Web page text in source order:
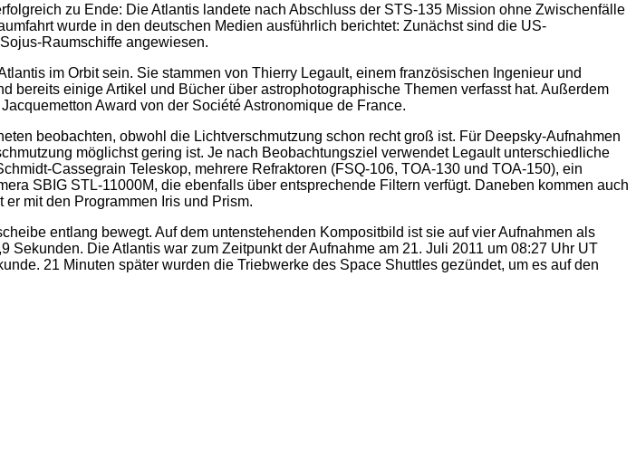
zu Ende: Die Atlantis landete nach Abschluss der STS-135 Mission ohne Zwischenfälle
wurde in den deutschen Medien ausführlich berichtet: Zunächst sind die US-
Raumschiffe angewiesen.
im Orbit sein. Sie stammen von Thierry Legault, einem französischen Ingenieur und
einige Artikel und Bücher über astrophotographische Themen verfasst hat. Außerdem
Award von der Société Astronomique de France.
beobachten, obwohl die Lichtverschmutzung schon recht groß ist. Für Deepsky-Aufnahmen
möglichst gering ist. Je nach Beobachtungsziel verwendet Legault unterschiedliche
Cassegrain Teleskop, mehrere Refraktoren (FSQ-106, TOA-130 und TOA-150), ein
SBIG STL-11000M, die ebenfalls über entsprechende Filtern verfügt. Daneben kommen auch
mit den Programmen Iris und Prism.
entlang bewegt. Auf dem untenstehenden Kompositbild ist sie auf vier Aufnahmen als
Die Atlantis war zum Zeitpunkt der Aufnahme am 21. Juli 2011 um 08:27 Uhr UT
21 Minuten später wurden die Triebwerke des Space Shuttles gezündet, um es auf den